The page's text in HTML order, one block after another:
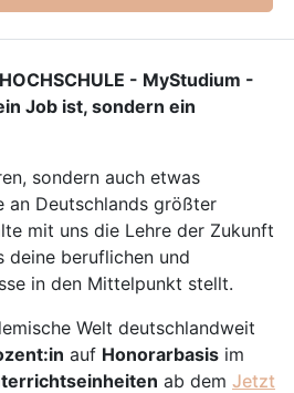
- MyStudium -
Job ist, sondern ein
sondern auch etwas
an Deutschlands größter
mit uns die Lehre der Zukunft
deine beruflichen und
in den Mittelpunkt stellt.
Welt deutschlandweit
auf Honorarbasis im
ab dem Jetzt